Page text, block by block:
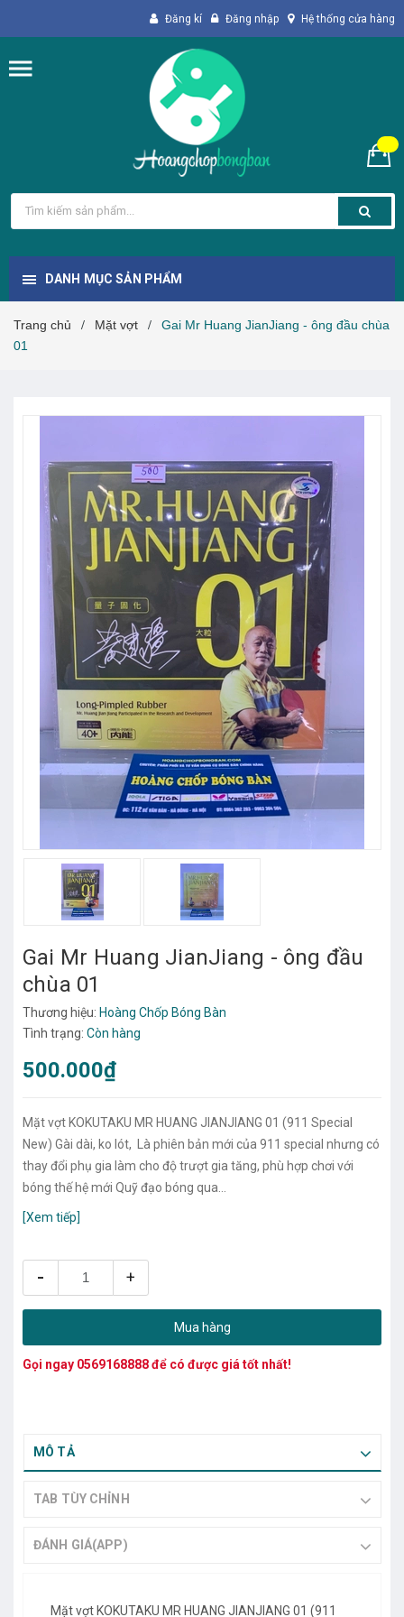
Đăng kí Đăng nhập Hệ thống cửa hàng
DANH MỤC SẢN PHẨM
Trang chủ / Mặt vợt /
Gai Mr Huang JianJiang - ông đầu chùa
01
Gai Mr Huang JianJiang - ông đầu
chùa 01
Thương hiệu: Hoàng Chốp Bóng Bàn
Tình trạng: Còn hàng
500.000₫
Mặt vợt KOKUTAKU MR HUANG JIANJIANG 01 (911 Special
New) Gài dài, ko lót, Là phiên bản mới của 911 special nhưng có
thay đổi phụ gia làm cho độ trượt gia tăng, phù hợp chơi với
bóng thế hệ mới Quỹ đạo bóng qua...
[Xem tiếp]
- +
Mua hàng
Gọi ngay 0569168888để có được giá tốt nhất!
MÔ TẢ
TAB TÙY CHỈNH
ĐÁNH GIÁ(APP)
Mặt vợt KOKUTAKU MR HUANG JIANJIANG 01 (911